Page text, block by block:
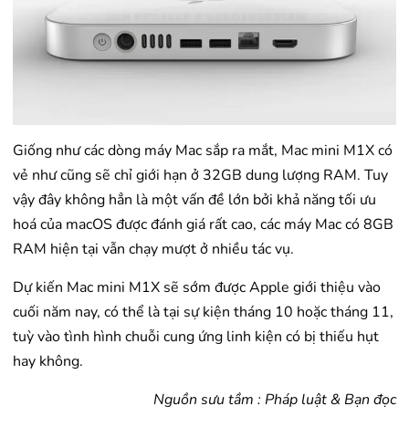
Giống như các dòng máy Mac sắp ra mắt, Mac mini M1X có
vẻ như cũng sẽ chỉ giới hạn ở 32GB dung lượng RAM. Tuy
vậy đây không hẳn là một vấn đề lớn bởi khả năng tối ưu
hoá của macOS được đánh giá rất cao, các máy Mac có 8GB
RAM hiện tại vẫn chạy mượt ở nhiều tác vụ.
Dự kiến Mac mini M1X sẽ sớm được Apple giới thiệu vào
cuối năm nay, có thể là tại sự kiện tháng 10 hoặc tháng 11,
tuỳ vào tình hình chuỗi cung ứng linh kiện có bị thiếu hụt
hay không.
Nguồn sưu tầm : Pháp luật & Bạn đọc